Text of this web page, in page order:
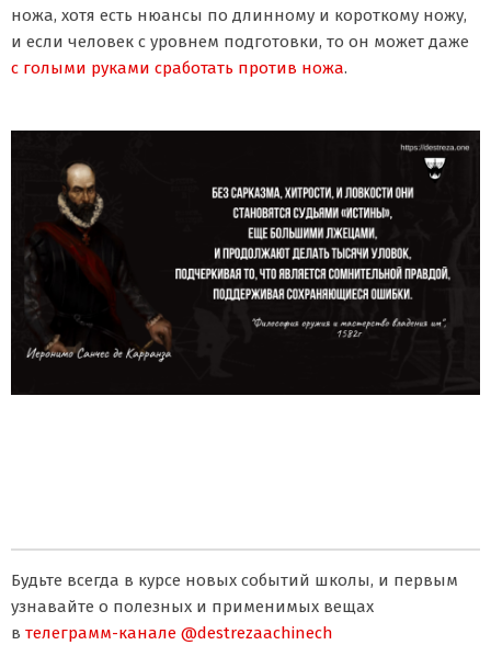
ножа, хотя есть нюансы по длинному и короткому ножу,
и если человек с уровнем подготовки, то он может даже
с голыми руками сработать против ножа.
Будьте всегда в курсе новых событий школы, и первым
узнавайте о полезных и применимых вещах
в телеграмм-канале @destrezaachinech